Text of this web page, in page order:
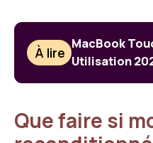
À lire
MacBook
Utilisation
Que faire si